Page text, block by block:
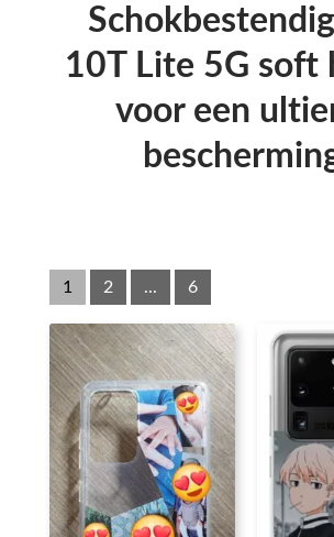
10T Lite 5G soft
voor een
1 2 ... 6